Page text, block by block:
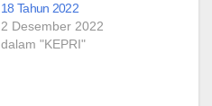
18 Tahun 2022
2 Desember 2022
dalam "KEPRI"